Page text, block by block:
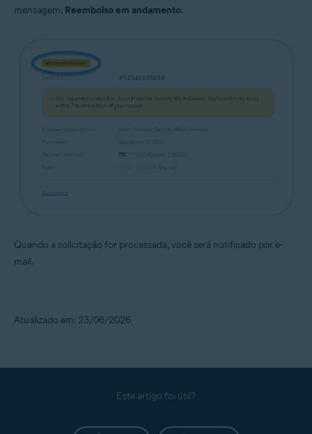
mensagem: Reembolso em andamento.
Quando a solicitação for processada, você será notificado por e-
mail.
Atualizado em: 23/06/2026
Este artigo foi útil?